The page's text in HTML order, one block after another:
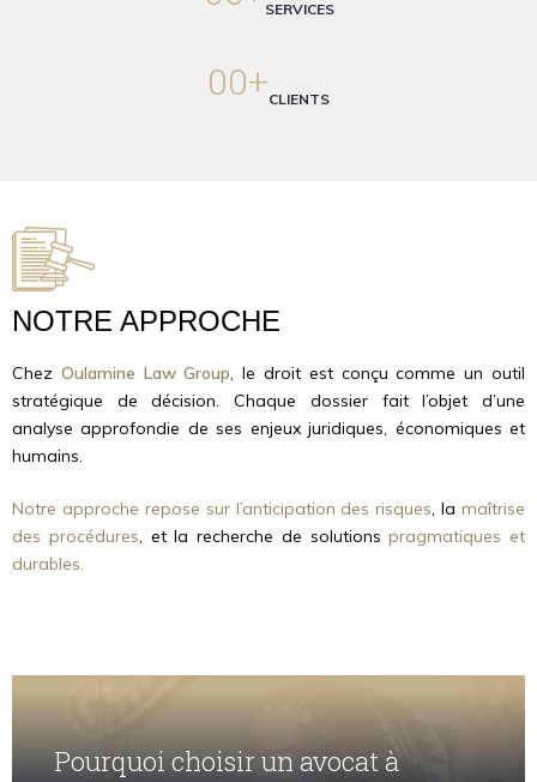
SERVICES
00+CLIENTS
NOTRE APPROCHE
Chez Oulamine Law Group, le droit est conçu comme un outil
stratégique de décision. Chaque dossier fait l’objet d’une
analyse approfondie de ses enjeux juridiques, économiques et
humains.
Notre approche repose sur l’anticipation des risques, la maîtrise
des procédures, et la recherche de solutionspragmatiques et
durables.
Pourquoi choisir un avocat à